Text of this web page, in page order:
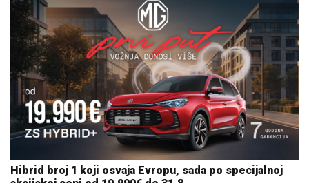
Hibrid broj 1 koji osvaja Evropu, sada po specijalnoj